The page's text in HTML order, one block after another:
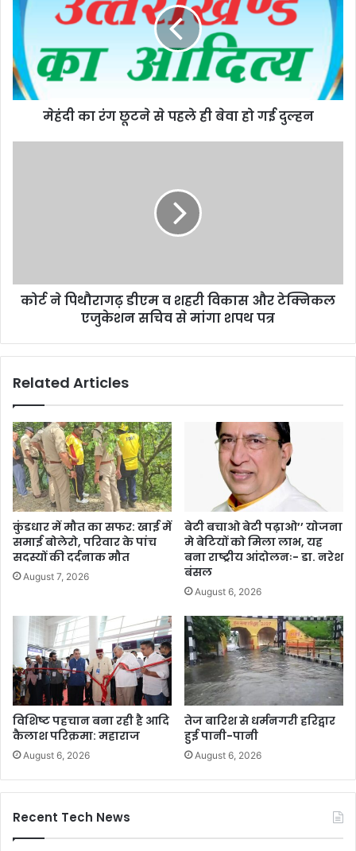
मेहंदी का रंग छूटने से पहले ही बेवा हो गई दुल्हन
कोर्ट ने पिथौरागढ़ डीएम व शहरी विकास और टेक्निकल
एजुकेशन सचिव से मांगा शपथ पत्र
Related Articles
कुंडधार में मौत का सफर: खाई में
समाई बोलेरो, परिवार के पांच
सदस्यों की दर्दनाक मौत
August 7, 2026
बेटी बचाओ बेटी पढ़ाओ’’ योजना
मे बेटियों को मिला लाभ, यह
बना राष्ट्रीय आंदोलनः- डा. नरेश
बंसल
August 6, 2026
विशिष्ट पहचान बना रही है आदि
कैलाश परिक्रमा: महाराज
August 6, 2026
तेज बारिश से धर्मनगरी हरिद्वार
हुई पानी-पानी
August 6, 2026
Recent Tech News